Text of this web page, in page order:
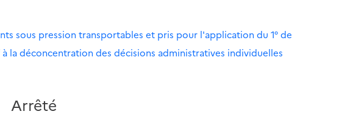
sous pression transportables et pris pour l'application du 1° de
la déconcentration des décisions administratives individuelles
Arrêté